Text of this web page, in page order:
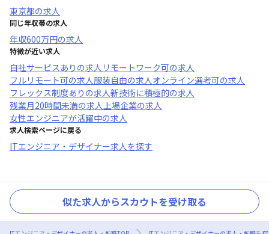
東京都の求人
同じ年収帯の求人
年収600万円の求人
特徴が近い求人
自社サービスあり の求人 リモートワーク可の求人
フルリモート可の求人服装自由の求人オンライン選考可の求人
フレックス制度あり の求人新技術に積極的の求人
残業月20時間未満の求人上場企業の求人
女性エンジニアが活躍中の求人
求人検索ページに戻る
ITエンジニア・デザイナー求人を探す
似た求人からスカウトを受け取る